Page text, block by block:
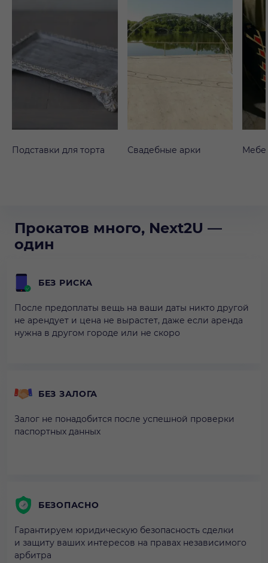
Подставки для торта Свадебные арки
Прокатов много, Next2U —
один
БЕЗ РИСКА
После предоплаты вещь на ваши даты никто другой
не арендует и цена не вырастет, даже если аренда
нужна в другом городе или не скоро
БЕЗ ЗАЛОГА
Залог не понадобится после успешной проверки
паспортных данных
БЕЗОПАСНО
Гарантируем юридическую безопасность сделки
и защиту ваших интересов на правах независимого
арбитра